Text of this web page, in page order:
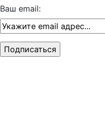
Ваш email: